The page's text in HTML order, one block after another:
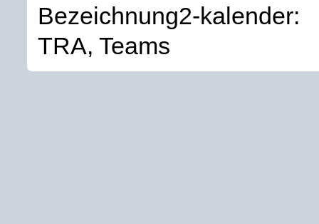
Bezeichnung2-kalender:
TRA, Teams